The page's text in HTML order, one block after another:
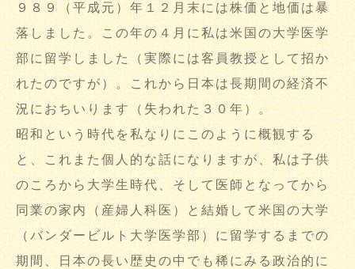
９８９（平成元）年１２月末には株価と地価は暴
落しました。この年の４月に私は米国の大学医学
部に留学しました（実際には客員教授として招か
れたのですが）。これから日本は長期間の経済不
況におちいります（失われた３０年）。
昭和という時代を私なりにこのように概観する
と、これまた個人的な話になりますが、私は子供
のころから大学生時代、そして医師となってから
同業の家内（産婦人科医）と結婚して米国の大学
（バンダービルト大学医学部）に留学するまでの
期間、日本の長い歴史の中でも稀にみる政治的に